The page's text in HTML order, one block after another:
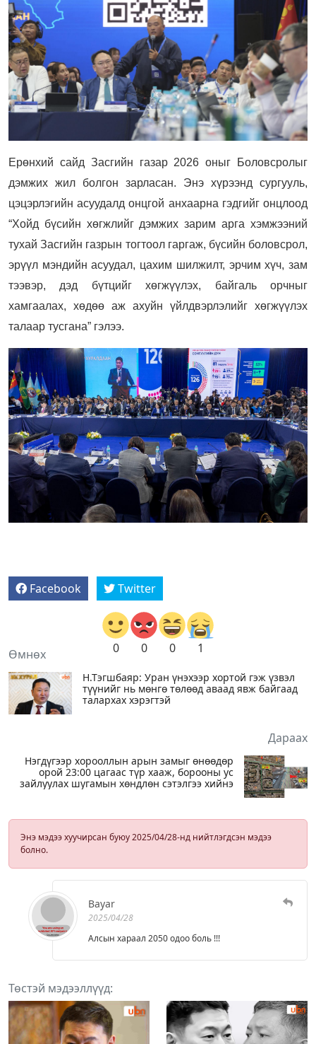
Ерөнхий сайд Засгийн газар 2026 оныг Боловсролыг
дэмжих жил болгон зарласан. Энэ хүрээнд сургууль,
цэцэрлэгийн асуудалд онцгой анхаарна гэдгийг онцлоод
“Хойд бүсийн хөгжлийг дэмжих зарим арга хэмжээний
тухай Засгийн газрын тогтоол гаргаж, бүсийн боловсрол,
эрүүл мэндийн асуудал, цахим шилжилт, эрчим хүч, зам
тээвэр, дэд бүтцийг хөгжүүлэх, байгаль орчныг
хамгаалах, хөдөө аж ахуйн үйлдвэрлэлийг хөгжүүлэх
талаар тусгана” гэлээ.
Facebook Twitter
0 0 0 1
Өмнөх
Н.Тэгшбаяр: Уран үнэхээр хортой гэж үзвэл
түүнийг нь мөнгө төлөөд аваад явж байгаад
талархах хэрэгтэй
Дараах
Нэгдүгээр хорооллын арын замыг өнөөдөр
орой 23:00 цагаас түр хааж, борооны ус
зайлуулах шугамын хөндлөн сэтэлгээ хийнэ
Энэ мэдээ хуучирсан буюу 2025/04/28-нд нийтлэгдсэн мэдээ
болно.
Bayar
2025/04/28
Алсын хараал 2050 одоо боль !!!
Төстэй мэдээллүүд: